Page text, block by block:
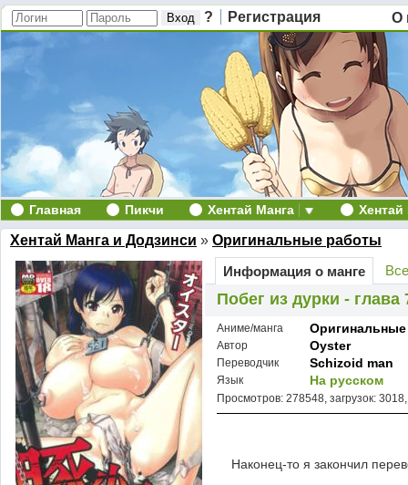
? Регистрация О
Главная Пикчи Хентай Манга
Хентай Манга и Додзинси » Оригинальные работы
Информация о манге
Побег из дурки -
Аниме/манга
Автор Oyster
Переводчик Schizoid man
Язык На русском
Просмотров: 278548, загрузок:
Наконец-то я закончил